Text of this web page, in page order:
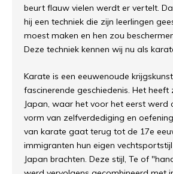
beurt flauw vielen werdt er vertelt.
hij een techniek die zijn leerlingen
moest maken en hen zou
Deze techniek kennen wij nu als
Karate is een eeuwenoude
fascinerende geschiedenis. Het heeft
Japan, waar het voor het eerst werd
vorm van zelfverdediging en
van karate gaat terug tot de 17e
immigranten hun eigen
Japan brachten. Deze stijl, Te of